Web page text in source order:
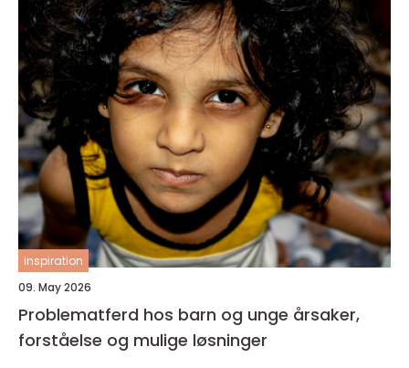
inspiration
09. May 2026
Problematferd hos barn og unge årsaker,
forståelse og mulige løsninger